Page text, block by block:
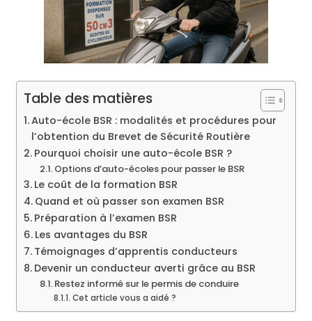
Table des matières
Auto-école BSR : modalités et procédures pour
l’obtention du Brevet de Sécurité Routière
Pourquoi choisir une auto-école BSR ?
Options d’auto-écoles pour passer le BSR
Le coût de la formation BSR
Quand et où passer son examen BSR
Préparation à l’examen BSR
Les avantages du BSR
Témoignages d’apprentis conducteurs
Devenir un conducteur averti grâce au BSR
Restez informé sur le permis de conduire
Cet article vous a aidé ?